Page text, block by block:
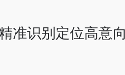
准识别定位高意